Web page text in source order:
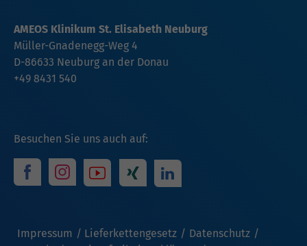
Besuchen Sie uns auch auf:
Impressum Lieferkettengesetz
Datenschutz
AMEOS Klinikum St. Elisabeth Neuburg
Müller-Gnadenegg-Weg 4
D-86633 Neuburg an der Donau
+49 8431 540